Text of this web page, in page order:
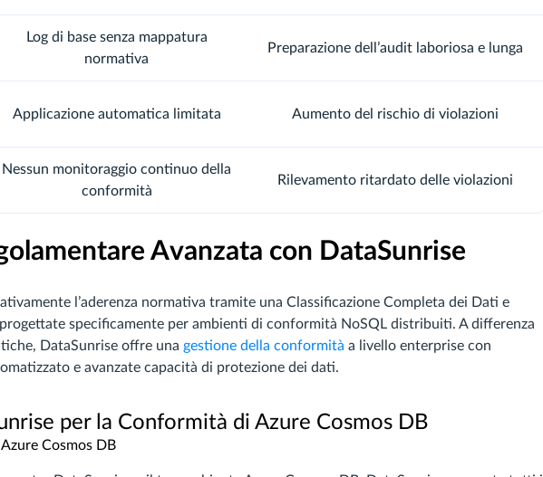
Log di base senza mappatura
normativa
Preparazione dell’audit laboriosa e lunga
Applicazione automatica limitata Aumento del rischio di violazioni
Nessun monitoraggio continuo della
conformità
Rilevamento ritardato delle violazioni
Avanzata con DataSunrise
l’aderenza normativa tramite una Classificazione Completa dei Dati e
specificamente per ambienti di conformità NoSQL distribuiti. A differenza
DataSunrise offre una gestione della conformità a livello enterprise con
e avanzate capacità di protezione dei dati.
per la Conformità di Azure Cosmos DB
Cosmos DB